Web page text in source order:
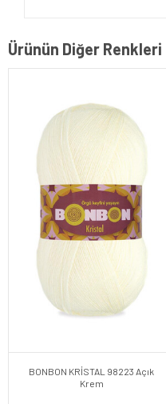
Ürünün Diğer Renkleri
BONBON KRİSTAL 98223 Açık
Krem